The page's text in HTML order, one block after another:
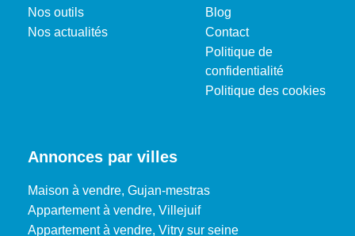
Nos outils
Nos actualités
Blog
Contact
Politique de
confidentialité
Politique des cookies
Annonces par villes
Maison à vendre, Gujan-mestras
Appartement à vendre, Villejuif
Appartement à vendre, Vitry sur seine